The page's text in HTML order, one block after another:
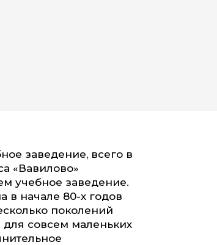
заведение, всего в
«Вавилово»
учебное заведение.
в начале 80-х годов
поколений
для совсем маленьких